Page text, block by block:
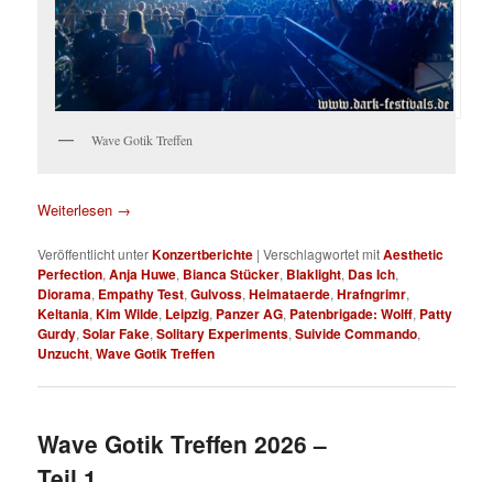
Wave Gotik Treffen
Weiterlesen →
Veröffentlicht unterKonzertberichte |Verschlagwortet mitAesthetic
Perfection,Anja Huwe, Bianca Stücker, Blaklight, Das Ich,
Diorama, Empathy Test,Gulvoss,Heimataerde,Hrafngrimr,
Keltania,Kim Wilde, Leipzig, Panzer AG, Patenbrigade: Wolff, Patty
Gurdy,Solar Fake,Solitary Experiments,Suivide Commando,
Unzucht,Wave Gotik Treffen
Wave Gotik Treffen 2026 –